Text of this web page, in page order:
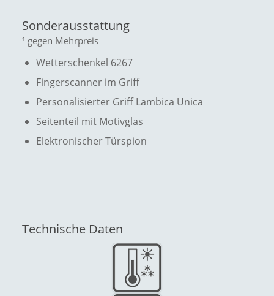
Sonderausstattung
¹ gegen Mehrpreis
Wetterschenkel 6267
Fingerscanner im Griff
Personalisierter Griff Lambica Unica
Seitenteil mit Motivglas
Elektronischer Türspion
Technische Daten